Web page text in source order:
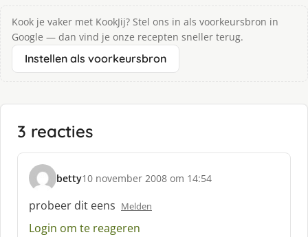
Kook je vaker met KookJij? Stel ons in als voorkeursbron in
Google — dan vind je onze recepten sneller terug.
Instellen als voorkeursbron
3 reacties
betty
s
h
r
10 november 2008 om 14:54
probeer dit eens Melden
Login om te reageren